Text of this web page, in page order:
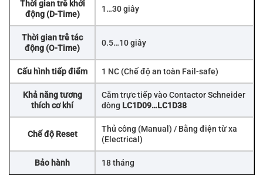
Thời gian trễ khởi
động (D-Time)
1…30 giây
Thời gian trễ tác
động (O-Time)
0.5…10 giây
Cấu hình tiếp điểm 1 NC (Chế độ an toàn Fail-safe)
Khả năng tương
thích cơ khí
Cắm trực tiếp vào Contactor Schneider
dòng LC1D09…LC1D38
Chế độ Reset
Thủ công (Manual) / Bằng điện từ xa
(Electrical)
Bảo hành 18 tháng